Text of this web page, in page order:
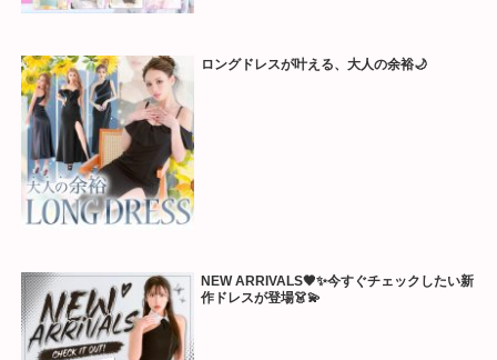
ロングドレスが叶える、大人の余裕🌙
NEW ARRIVALS🖤✨今すぐチェックしたい新
作ドレスが登場👗💫